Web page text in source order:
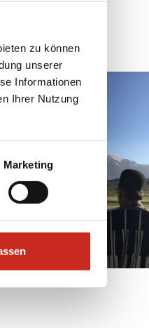
zu können
unserer
Informationen
Ihrer Nutzung
Marketing